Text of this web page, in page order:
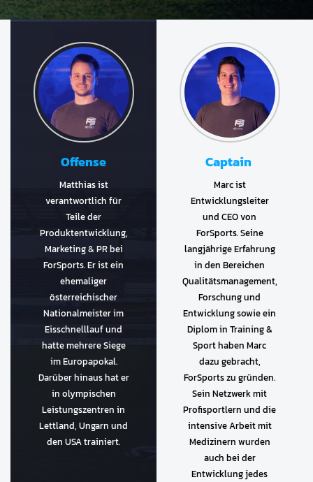
Offense
Matthias ist
verantwortlich für
Teile der
Produktentwicklung,
Marketing & PR bei
ForSports. Er ist ein
ehemaliger
österreichischer
Nationalmeister im
Eisschnelllauf und
hatte mehrere Siege
im Europapokal.
Darüber hinaus hat er
in olympischen
Leistungszentren in
Lettland, Ungarn und
den USA trainiert.
Captain
Marc ist
Entwicklungsleiter
und CEO von
ForSports. Seine
langjährige Erfahrung
in den Bereichen
Qualitätsmanagement,
Forschung und
Entwicklung sowie ein
Diplom in Training &
Sport haben Marc
dazu gebracht,
ForSports zu gründen.
Sein Netzwerk mit
Profisportlern und die
intensive Arbeit mit
Medizinern wurden
auch bei der
Entwicklung jedes